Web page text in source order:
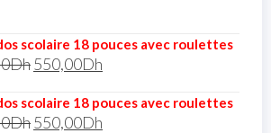
scolaire 18 pouces avec roulettes
Dh550,00Dh
scolaire 18 pouces avec roulettes
Dh550,00Dh